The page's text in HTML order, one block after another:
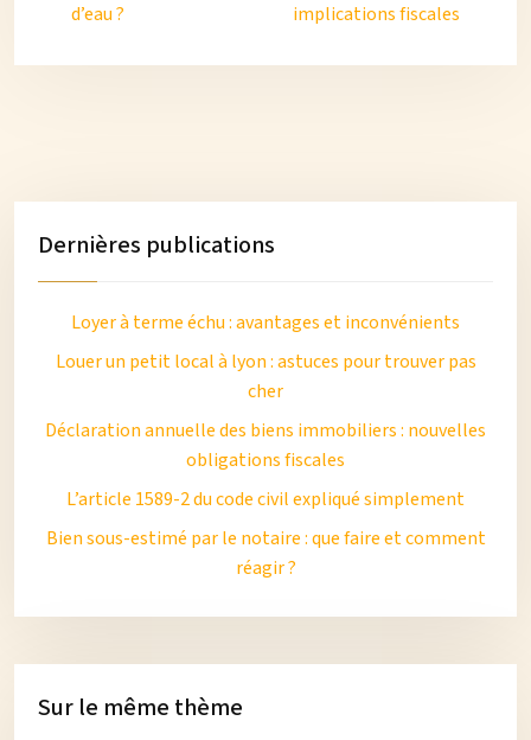
d’eau ?
implications fiscales
Dernières publications
Loyer à terme échu : avantages et inconvénients
Louer un petit local à lyon : astuces pour trouver pas
cher
Déclaration annuelle des biens immobiliers : nouvelles
obligations fiscales
L’article 1589-2 du code civil expliqué simplement
Bien sous-estimé par le notaire : que faire et comment
réagir ?
Sur le même thème